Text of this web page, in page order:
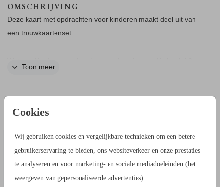
Cookies
Wij gebruiken cookies en vergelijkbare technieken om een betere
gebruikerservaring te bieden, ons websiteverkeer en onze prestaties
te analyseren en voor marketing- en sociale mediadoeleinden (het
weergeven van gepersonaliseerde advertenties).
OMSCHRIJVING
Deze kaart met opdrachten voor kinderen maakt deel uit van
een trouwkaartenset.
kleinste gasten!
Toon meer
IN DEZELFDE STIJL KUN JE DIT OOK
SAVE THE DATE KAART